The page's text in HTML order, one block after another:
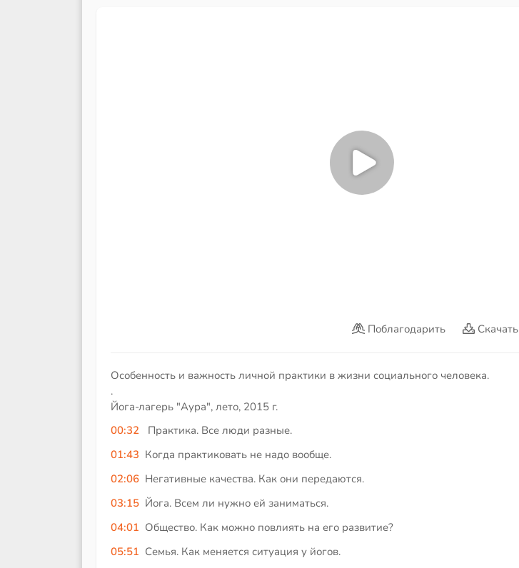
Поблагодарить Скачать
Особенность и важность личной практики в жизни социального человека.
.
Йога-лагерь "Аура", лето, 2015 г.
00:32
Практика. Все люди разные.
01:43 Когда практиковать не надо вообще.
02:06 Негативные качества. Как они передаются.
03:15 Йога. Всем ли нужно ей заниматься.
04:01 Общество. Как можно повлиять на его развитие?
05:51 Семья. Как меняется ситуация у йогов.